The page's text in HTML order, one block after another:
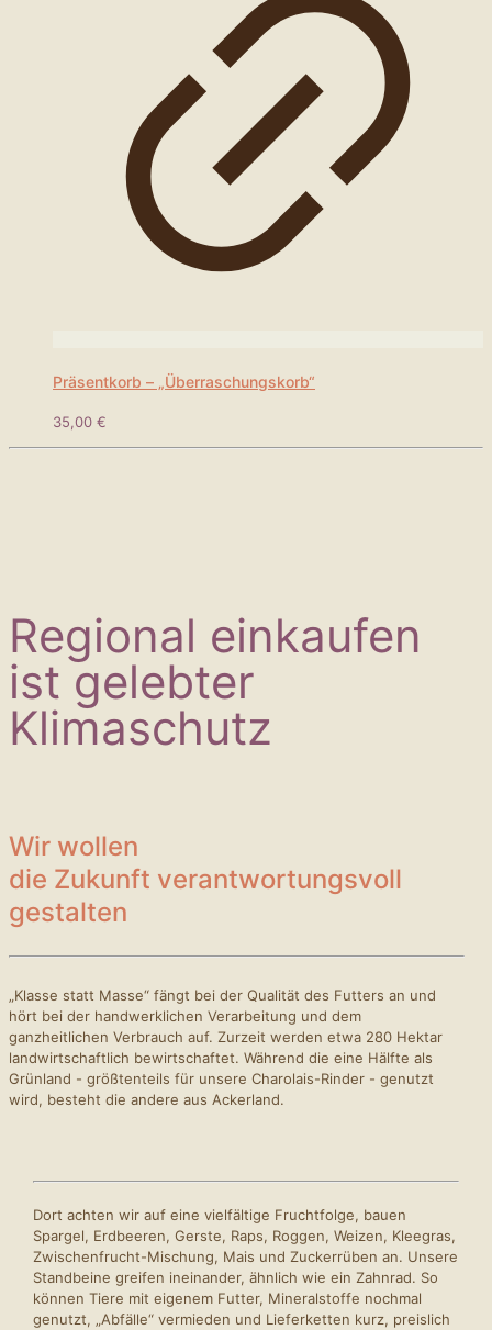
Präsentkorb – „Überraschungskorb“
35,00 €
Regional einkaufen
ist gelebter
Klimaschutz
Wir wollen
die Zukunft verantwortungsvoll
gestalten
„Klasse statt Masse“ fängt bei der Qualität des Futters an und
hört bei der handwerklichen Verarbeitung und dem
ganzheitlichen Verbrauch auf. Zurzeit werden etwa 280 Hektar
landwirtschaftlich bewirtschaftet. Während die eine Hälfte als
Grünland - größtenteils für unsere Charolais-Rinder - genutzt
wird, besteht die andere aus Ackerland.
Dort achten wir auf eine vielfältige Fruchtfolge, bauen
Spargel, Erdbeeren, Gerste, Raps, Roggen, Weizen, Kleegras,
Zwischenfrucht-Mischung, Mais und Zuckerrüben an. Unsere
Standbeine greifen ineinander, ähnlich wie ein Zahnrad. So
können Tiere mit eigenem Futter, Mineralstoffe nochmal
genutzt, „Abfälle“ vermieden und Lieferketten kurz, preislich